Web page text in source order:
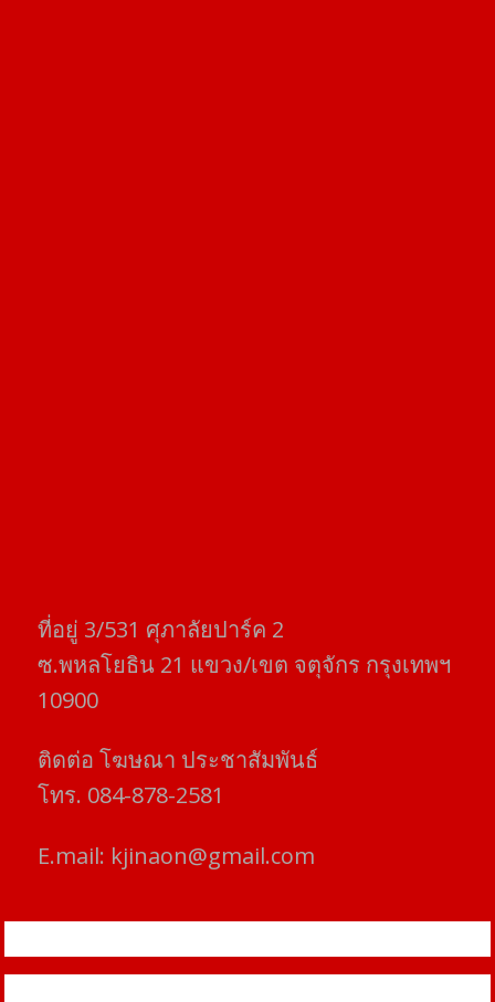
ที่อยู่​ 3/531​ ศุภาลัยปาร์ค​ 2
ซ.พหลโยธิน​ 21​ แขวง/เขต​ จตุจักร​ กรุงเทพฯ
10900
ติดต่อ​ โฆษณา​ ประชาสัมพันธ์
โทร​. 084-878-2581
E.mail: kjinaon@gmail.com